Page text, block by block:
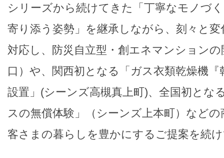
シリーズから続けてきた「丁寧なモノづ
寄り添う姿勢」を継承しながら、刻々と
対応し、防災自立型・創エネマンション
口）や、関西初となる「ガス衣類乾燥機
設置」(シーンズ高槻真上町)、全国初とな
スの無償体験」（シーンズ上本町）など
客さまの暮らしを豊かにするご提案を続